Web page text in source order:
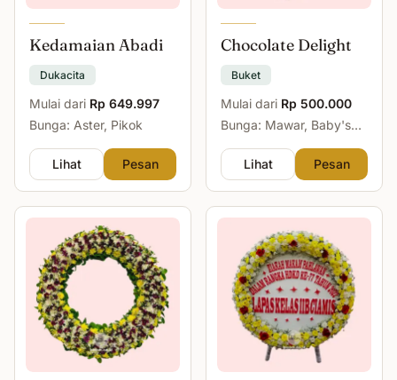
Kedamaian Abadi
Dukacita
Mulai dari Rp 649.997
Bunga: Aster, Pikok
Lihat Pesan
Chocolate Delight
Buket
Mulai dari Rp 500.000
Bunga: Mawar, Baby's
Lihat
Pesan